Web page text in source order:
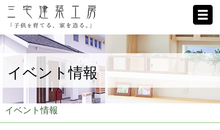
ホーム
家への想い
施工例
ブログ
イベント情報
イベント情報